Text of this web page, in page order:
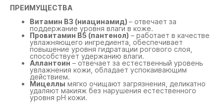
ПРЕИМУЩЕСТВА
Витамин В3 (ниацинамид) – отвечает за
поддержание уровня влаги в коже.
Провитамин В5 (пантенол) – работает в качестве
увлажняющего ингредиента, обеспечивает
повышение уровня гидратации рогового слоя,
способствует удержанию влаги.
Аллантоин – отвечает за естественный уровень
увлажнения кожи, обладает успокаивающим
действием.
Мицеллы мягко очищают загрязнения, деликатно
удаляют макияж без нарушения естественного
уровня рН кожи.